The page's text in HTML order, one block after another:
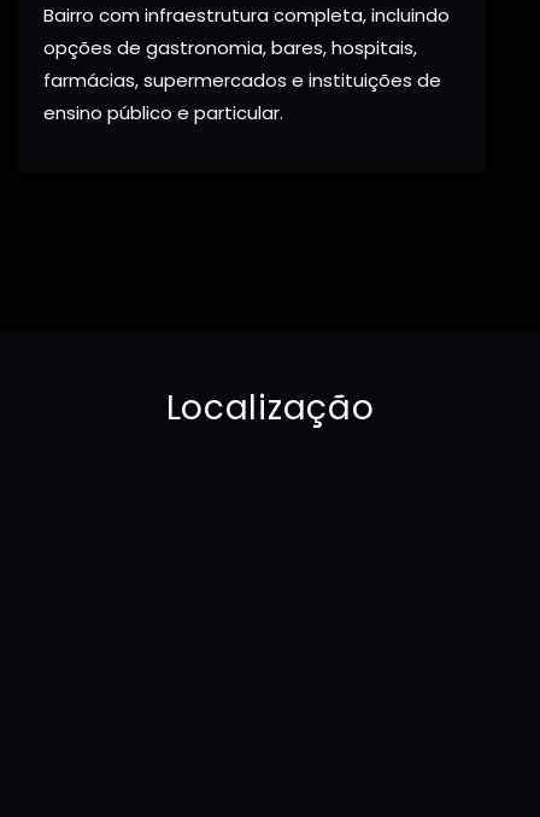
Bairro com infraestrutura completa, incluindo
opções de gastronomia, bares, hospitais,
farmácias, supermercados e instituições de
ensino público e particular.
Localização